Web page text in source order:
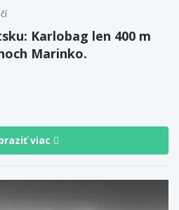
Karlobag len 400 m
Marinko.
viac